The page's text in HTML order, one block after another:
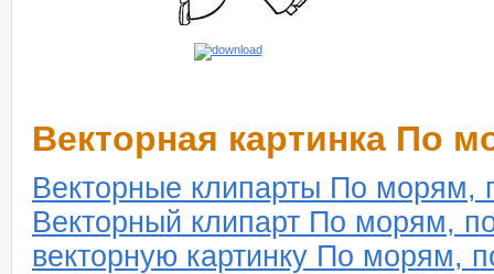
Векторная картинка По
Векторные клипарты По морям,
Векторный клипарт По морям,
векторную картинку По морям,